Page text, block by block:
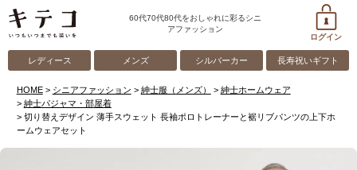
60代70代80代をおしゃれに彩るシニ
アファッション
ログイン
レディース メンズ シルバーカー 長寿祝いギフト
HOME シニアファッション 紳士服（メンズ）
紳士ホームウェア
紳士パジャマ・部屋着
切り替えデザイン 薄手スウェット 長袖ポロトレーナーと裾リブパンツの上下ホ
ームウェアセット